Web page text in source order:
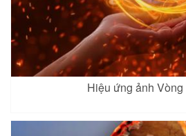
Hiệu ứng ảnh